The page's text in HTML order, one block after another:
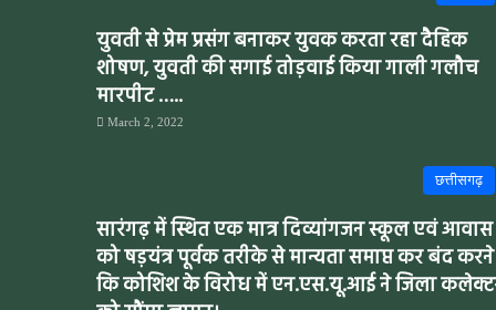
युवती से प्रेम प्रसंग बनाकर युवक करता रहा दैहिक
शोषण, युवती की सगाई तोड़वाई किया गाली गलौच
मारपीट …..
March 2, 2022
छत्तीसगढ़
सारंगढ़ में स्थित एक मात्र दिव्यांगजन स्कूल एवं आवास
को षड़यंत्र पूर्वक तरीके से मान्यता समाप्त कर बंद करने
कि कोशिश के विरोध में एन.एस.यू.आई ने जिला